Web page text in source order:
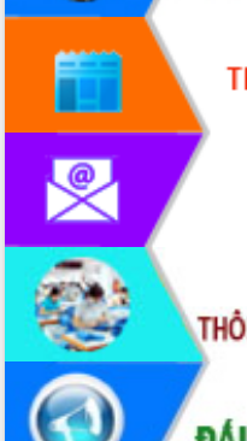
Xây dựng nông thôn mới: Nâng cao đời
sống người dân từ những mô hình thiết
Quyết liệt tháo gỡ vướng mắc, đẩy
nhanh tiến độ các dự án trọng điểm
trong Khu kinh tế Nam Phú Yên
Hòn Yến phát triển du lịch gắn với bảo
tồn biển
Lấy ý kiến điều chỉnh Quy hoạch tỉnh
Đắk Lắk thời kỳ 2021-2030, tầm nhìn
đến năm 2050
Phát động chiến dịch 30 ngày đêm
giải phóng mặt bằng Tuyến đường bộ
ven biển
Đắk Lắk nỗ lực thúc đẩy tăng trưởng
kinh tế từ 10% trở lên trong Quý
II/2026